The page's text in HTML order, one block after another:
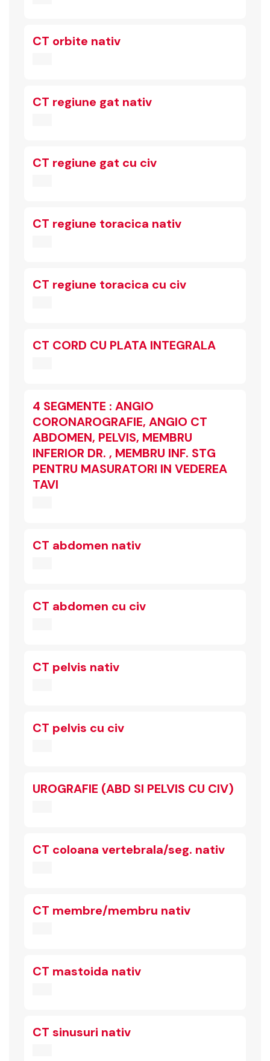
CT orbite nativ
CT regiune gat nativ
CT regiune gat cu civ
CT regiune toracica nativ
CT regiune toracica cu civ
CT CORD CU PLATA INTEGRALA
4 SEGMENTE : ANGIO
CORONAROGRAFIE, ANGIO CT
ABDOMEN, PELVIS, MEMBRU
INFERIOR DR. , MEMBRU INF. STG
PENTRU MASURATORI IN VEDEREA
TAVI
CT abdomen nativ
CT abdomen cu civ
CT pelvis nativ
CT pelvis cu civ
UROGRAFIE (ABD SI PELVIS CU CIV)
CT coloana vertebrala/seg. nativ
CT membre/membru nativ
CT mastoida nativ
CT sinusuri nativ